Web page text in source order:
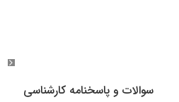
سوالات و پاسخنامه کارشناسی